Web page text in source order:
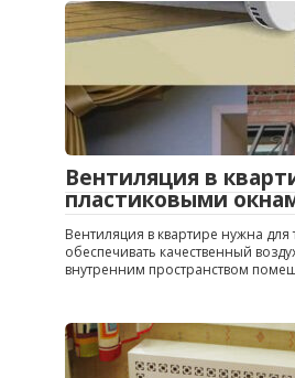
Вентиляция в
пластиковыми
Вентиляция в квартире нужна для
обеспечивать качественный
внутренним пространством